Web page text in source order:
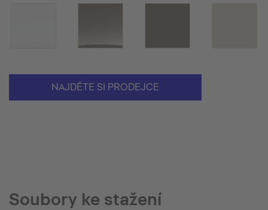
NAJDĚTE SI PRODEJCE
Soubory ke stažení